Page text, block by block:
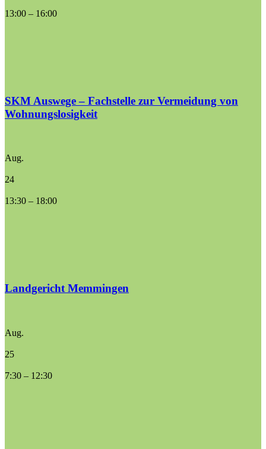
13:00 – 16:00
SKM Auswege – Fachstelle zur Vermeidung von
Wohnungslosigkeit
Aug.
24
13:30 – 18:00
Landgericht Memmingen
Aug.
25
7:30 – 12:30